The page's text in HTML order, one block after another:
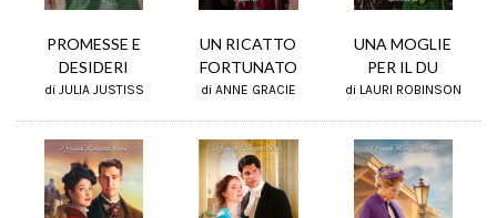
PROMESSE E
DESIDERI
di JULIA JUSTISS
UN RICATTO
FORTUNATO
di ANNE GRACIE
UNA MOGLIE
PER IL DU
di LAURI ROBINSON